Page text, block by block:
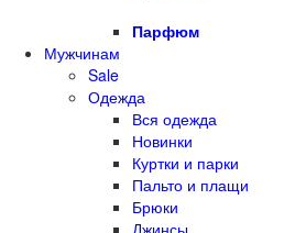
Парфюм
Мужчинам
Sale
Одежда
Вся одежда
Новинки
Куртки и парки
Пальто и плащи
Брюки